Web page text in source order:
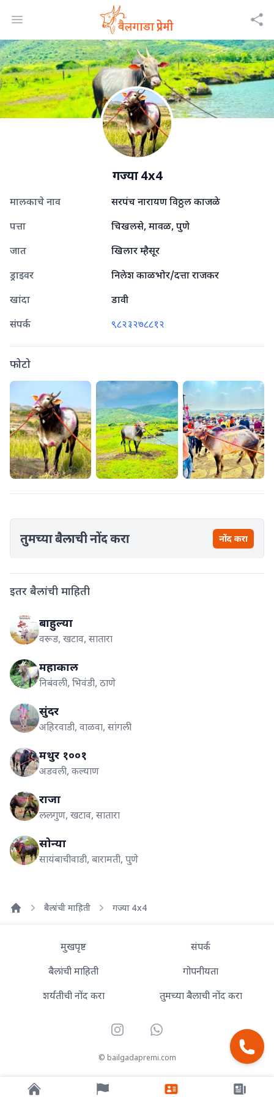
Open menu
गज्या 4x4
मालकाचे नाव
सरपंच नारायण विठ्ठल काजळे
पत्ता
चिखलसे, मावळ, पुणे
जात
खिलार म्हैसूर
ड्राइवर
निलेश काळभोर/दत्ता राजकर
खांदा
डावी
संपर्क
९८२३२७८८१२
फोटो
तुमच्या बैलाची नोंद करा नोंद करा
इतर बैलांची माहिती
बाहुल्या
वरूड, खटाव, सातारा
महाकाल
निबंवली, भिवंडी, ठाणे
सुंदर
अहिरवाडी, वाळवा, सांगली
मथुर १००१
अडवली, कल्याण
राजा
ललगुण, खटाव, सातारा
सोन्या
सायंबाचीवाडी, बारामती, पुणे
बैलांची माहिती गज्या 4x4
मुखपृष्ट
बैलांची माहिती
शर्यतीची नोंद करा
संपर्क
गोपनीयता
तुमच्या बैलाची नोंद करा
InstagramWhatsApp
© bailgadapremi.com